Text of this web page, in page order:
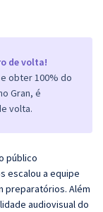
de volta!
obter 100% do
Gran, é
volta.
público
escalou a equipe
preparatórios. Além
audiovisual do